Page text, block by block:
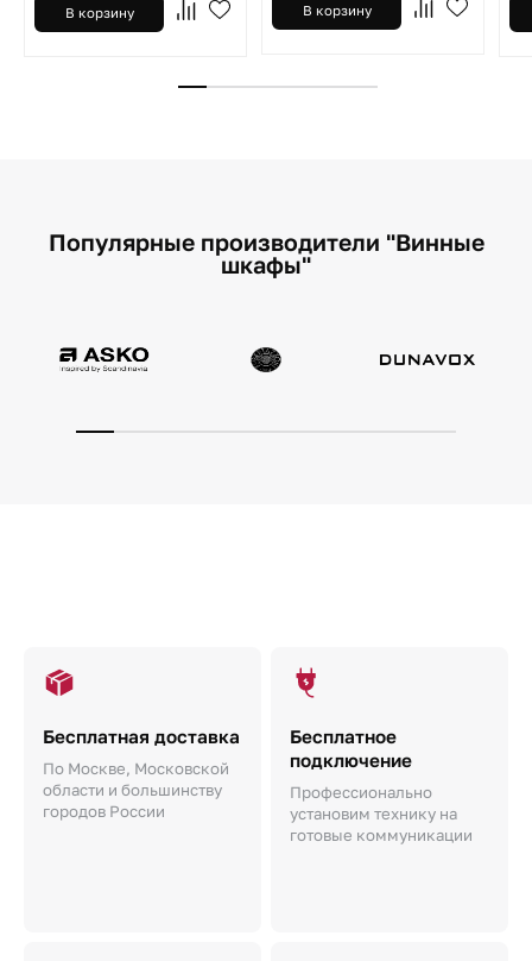
В корзину В корзину
Популярные производители "Винные
шкафы"
Бесплатная доставка
По Москве, Московской
области и большинству
городов России
Бесплатное
подключение
Профессионально
установим технику на
готовые коммуникации